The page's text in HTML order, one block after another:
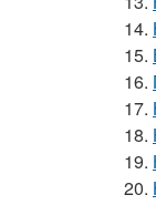
14.
15.
16.
17.
18.
19.
20.